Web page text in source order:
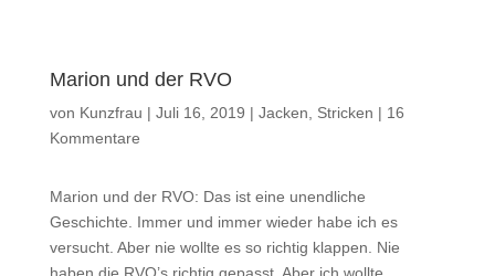
Marion und der RVO
von Kunzfrau | Juli 16, 2019 | Jacken Stricken | 16
Kommentare
Marion und der RVO: Das ist eine unendliche
Geschichte. Immer und immer wieder habe ich es
versucht. Aber nie wollte es so richtig klappen. Nie